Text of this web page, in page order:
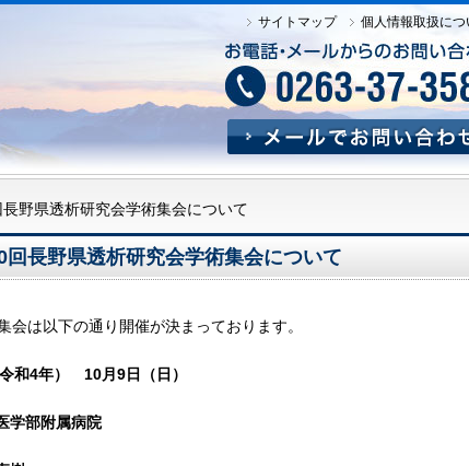
サイトマップ 個人情報取扱につ
野県透析研究会学術集会について
長野県透析研究会学術集会について
会は以下の通り開催が決まっております。
和4年） 10月9日（日）
学部附属病院